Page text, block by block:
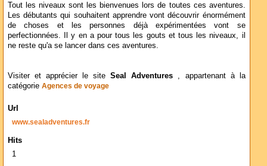
Tout les niveaux sont les bienvenues lors de toutes ces aventures.
Les débutants qui souhaitent apprendre vont découvrir énormément
de choses et les personnes déjà expérimentées vont se
perfectionnées. Il y en a pour tous les gouts et tous les niveaux, il
ne reste qu'a se lancer dans ces aventures.
Visiter et apprécier le siteSeal Adventures , appartenant à la
catégorie Agences de voyage
Url
www.sealadventures.fr
Hits
1